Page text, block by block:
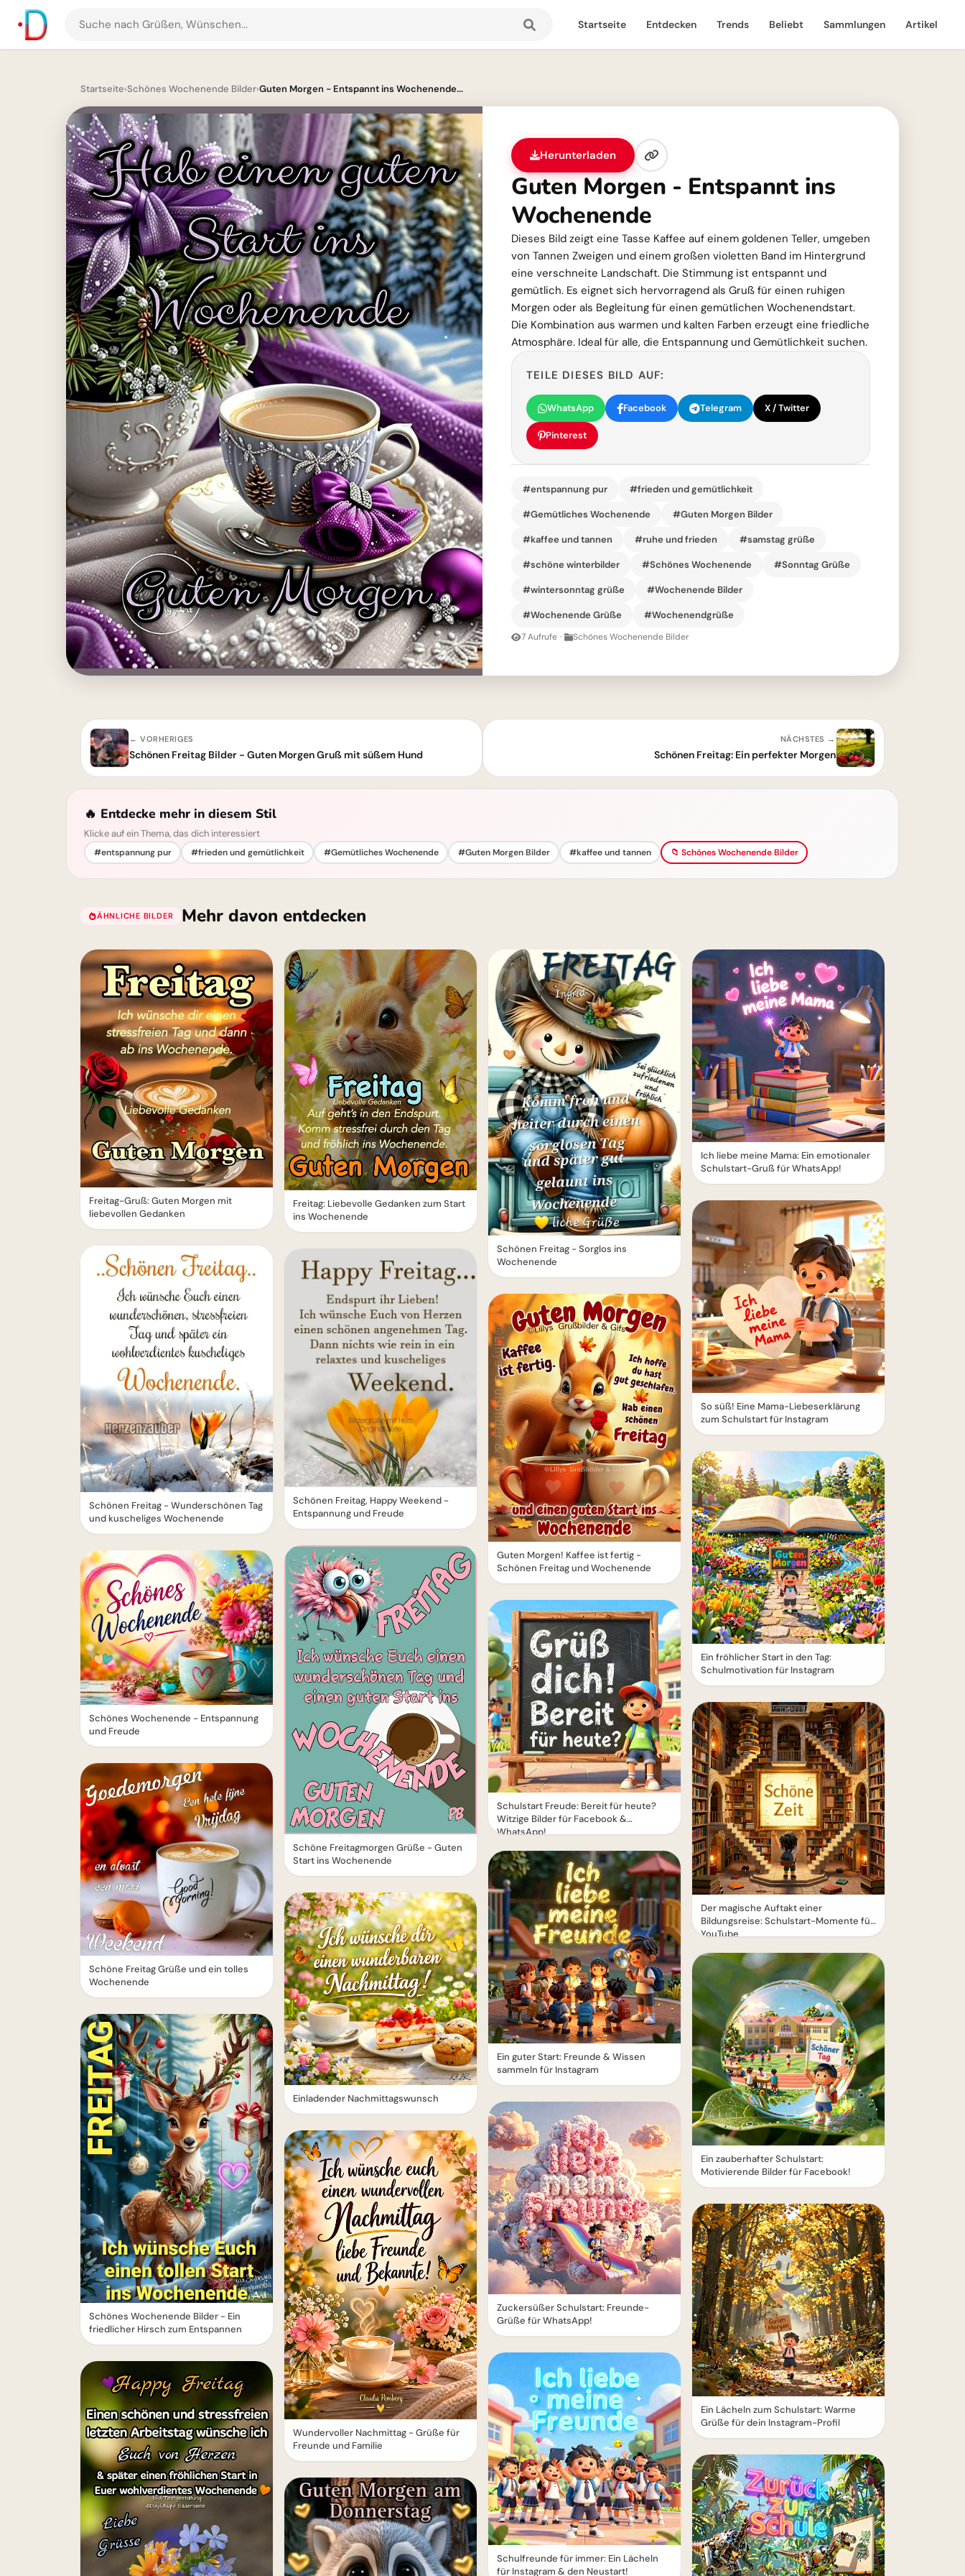
Suche
nach
und
Startseite Entdecken Trends Beliebt Sammlungen Artikel
Startseite›Schönes Wochenende Bilder›Guten Morgen - Entspannt ins Wochenende...
Herunterladen
Guten Morgen - Entspannt ins
Wochenende
Dieses Bild zeigt eine Tasse Kaffee auf einem goldenen Teller, umgeben
von Tannen Zweigen und einem großen violetten Band im Hintergrund
eine verschneite Landschaft. Die Stimmung ist entspannt und
gemütlich. Es eignet sich hervorragend als Gruß für einen ruhigen
Morgen oder als Begleitung für einen gemütlichen Wochenendstart.
Die Kombination aus warmen und kalten Farben erzeugt eine friedliche
Atmosphäre. Ideal für alle, die Entspannung und Gemütlichkeit suchen.
TEILE DIESES BILD AUF:
WhatsApp Facebook Telegram X / Twitter
Pinterest
#entspannung pur #frieden und gemütlichkeit
#Gemütliches Wochenende #Guten Morgen Bilder
#kaffee und tannen #ruhe und frieden #samstag grüße
#schöne winterbilder #Schönes Wochenende #Sonntag Grüße
#wintersonntag grüße #Wochenende Bilder
#Wochenende Grüße #Wochenendgrüße
7 Aufrufe · Schönes Wochenende Bilder
← VORHERIGES
Schönen Freitag Bilder - Guten Morgen Gruß mit süßem Hund
NÄCHSTES →
Schönen Freitag: Ein perfekter Morgen
🔥 Entdecke mehr in diesem Stil
Klicke auf ein Thema, das dich interessiert
#entspannung pur #frieden und gemütlichkeit #Gemütliches Wochenende #Guten Morgen Bilder #kaffee und tannen 📁 Schönes Wochenende Bilder
ÄHNLICHE BILDER Mehr davon entdecken
Freitag-Gruß: Guten Morgen mit
liebevollen Gedanken
Schönen Freitag - Wunderschönen Tag
und kuscheliges Wochenende
Schönes Wochenende - Entspannung
und Freude
Schöne Freitag Grüße und ein tolles
Wochenende
Schönes Wochenende Bilder - Ein
friedlicher Hirsch zum Entspannen
Freitag: Liebevolle Gedanken zum Start
ins Wochenende
Schönen Freitag, Happy Weekend -
Entspannung und Freude
Schöne Freitagmorgen Grüße - Guten
Start ins Wochenende
Einladender Nachmittagswunsch
Wundervoller Nachmittag - Grüße für
Freunde und Familie
Schönen Freitag - Sorglos ins
Wochenende
Guten Morgen! Kaffee ist fertig -
Schönen Freitag und Wochenende
Schulstart Freude: Bereit für heute?
Witzige Bilder für Facebook &
WhatsApp!
Ein guter Start: Freunde & Wissen
sammeln für Instagram
Zuckersüßer Schulstart: Freunde-
Grüße für WhatsApp!
Schulfreunde für immer: Ein Lächeln
für Instagram & den Neustart!
Ich liebe meine Mama: Ein emotionaler
Schulstart-Gruß für WhatsApp!
So süß! Eine Mama-Liebeserklärung
zum Schulstart für Instagram
Ein fröhlicher Start in den Tag:
Schulmotivation für Instagram
Der magische Auftakt einer
Bildungsreise: Schulstart-Momente für
YouTube
Ein zauberhafter Schulstart:
Motivierende Bilder für Facebook!
Ein Lächeln zum Schulstart: Warme
Grüße für dein Instagram-Profil